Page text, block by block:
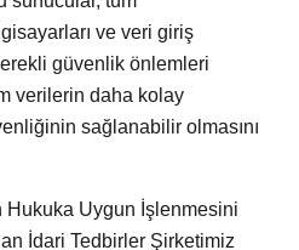
ve veri giriş
güvenlik önlemleri
verilerin daha kolay
sağlanabilir olmasını
Hukuka Uygun İşlenmesini
İdari Tedbirler Şirketimiz